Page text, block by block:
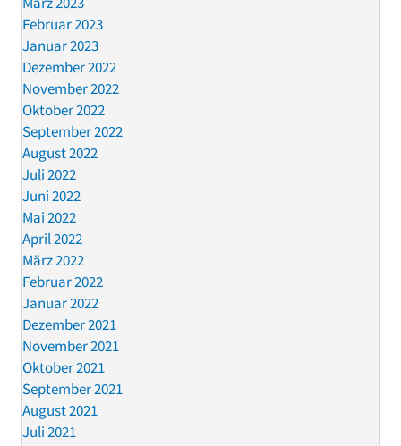
Februar 2023
Januar 2023
Dezember 2022
November 2022
Oktober 2022
September 2022
August 2022
Juli 2022
Juni 2022
Mai 2022
April 2022
März 2022
Februar 2022
Januar 2022
Dezember 2021
November 2021
Oktober 2021
September 2021
August 2021
Juli 2021